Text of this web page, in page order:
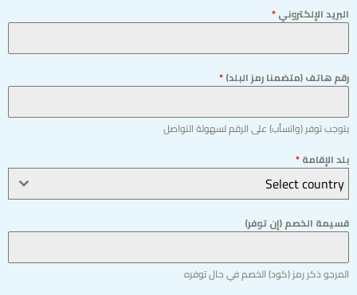
البريد الإلكتروني*
رقم هاتف (متضمنا رمز البلد)*
يتوجب توفر (واتسأب) على الرقم لسهولة التواصل
بلد الإقامة*
Select country
قسيمة الخصم (إن توفر)
المرجو ذكر رمز (كود) الخصم في حال توفره